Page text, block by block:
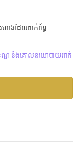
ាងដែលពាក់ព័ន្ធ
ណ្ឌ និងគោលនយោបាយពាក់